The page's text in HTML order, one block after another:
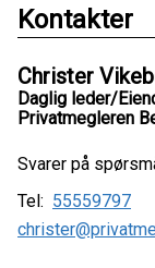
Kontakter
Christer
Daglig leder/
Privatmegleren
Svarer på
Tel: 55559797